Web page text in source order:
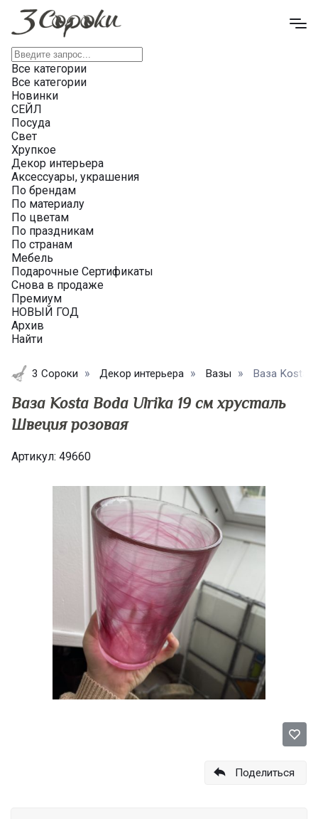
Все категории
Все категории
Новинки
СЕЙЛ
Посуда
Свет
Хрупкое
Декор интерьера
Аксессуары, украшения
По брендам
По материалу
По цветам
По праздникам
По странам
Мебель
Подарочные Сертификаты
Снова в продаже
Премиум
НОВЫЙ ГОД
Архив
Найти
3 Сороки Декор интерьера Вазы Ваза Kosta
Ваза Kosta Boda Ulrika 19 см хрусталь
Швеция розовая
Артикул: 49660
Поделиться